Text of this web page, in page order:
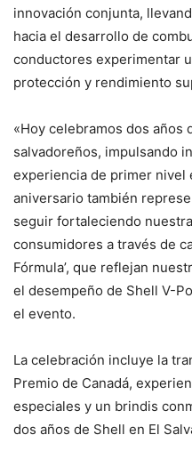
innovación conjunta,
hacia el desarrollo de
conductores experimentar
protección y rendimiento
«Hoy celebramos dos años
salvadoreños, impulsando
experiencia de primer nivel
aniversario también
seguir fortaleciendo
consumidores a través de
Fórmula’, que reflejan
el desempeño de Shell V-
el evento.
La celebración incluye la
Premio de Canadá,
especiales y un brindis
dos años de Shell en El